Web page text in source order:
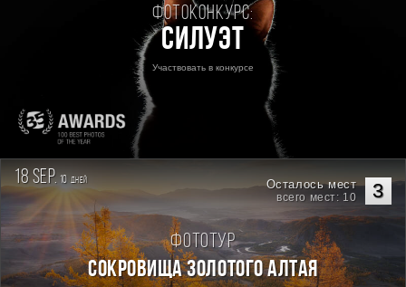
Фотоконкурс:
Силуэт
Участвовать в конкурсе
18 sep. 10 дней 3
Осталось мест
всего мест: 10
Фототур
СОКРОВИЩА ЗОЛОТОГО АЛТАЯ